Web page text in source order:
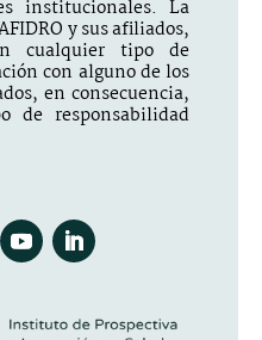
institucionales. La
y sus afiliados,
cualquier tipo de
con alguno de los
en consecuencia,
responsabilidad